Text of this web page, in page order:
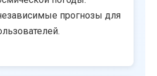
прогнозы для